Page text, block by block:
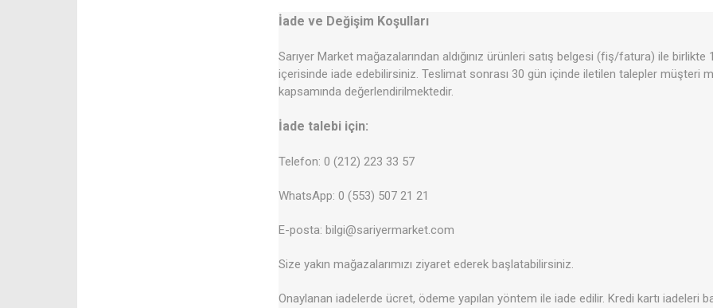
İade ve Değişim Koşulları
Sarıyer Market mağazalarından aldığınız ürünleri satış belgesi (fiş/fatura) ile birlikte
içerisinde iade edebilirsiniz. Teslimat sonrası 30 gün içinde iletilen talepler müşteri
kapsamında değerlendirilmektedir.
İade talebi için:
Telefon: 0 (212) 223 33 57
WhatsApp: 0 (553) 507 21 21
E-posta: bilgi@sariyermarket.com
Size yakın mağazalarımızı ziyaret ederek başlatabilirsiniz.
Onaylanan iadelerde ücret, ödeme yapılan yöntem ile iade edilir. Kredi kartı iadeleri